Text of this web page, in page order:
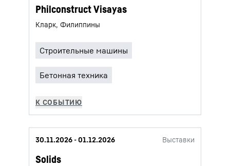
Philconstruct Visayas
Кларк, Филиппины
30.11.2026 - 01.12.2026 Выставки
Solids